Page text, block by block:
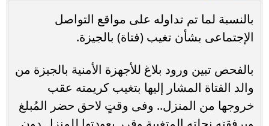
بالنسبة لما تم تداوله على مواقع التواصل
الإجتماعى بشأن تغيب (فتاة) بالجيزة.
بالفحص تبين ورود بلاغ للأجهزة الأمنية بالجيزة من
والد الفتاة المشار إليها بتغيب كريمته عقب
خروجها من المنزل.. وفى وقتٍ لاحق حضر المُبلغ